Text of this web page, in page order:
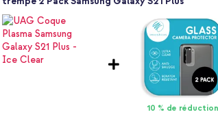
10 % de réduction